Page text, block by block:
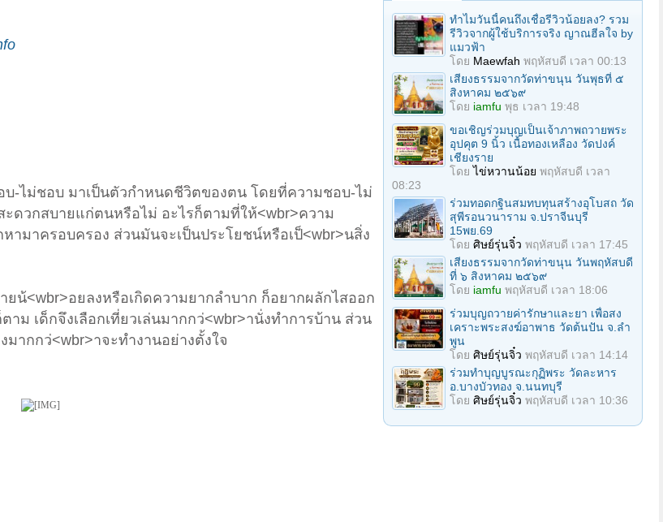
-ไม่ชอบ มาเป็นตัวกำหนดชีวิตของตน โดยที่ความชอบ-ไม่
ดวกสบายแก่ตนหรือไม่ อะไรก็ตามที่ให้<wbr>ความ
มาครอบครอง ส่วนมันจะเป็นประโยชน์หรือเป็<wbr>นสิ่ง
น้<wbr>อยลงหรือเกิดความยากลำบาก ก็อยากผลักไสออก
ม เด็กจึงเลือกเที่ยวเล่นมากกว่<wbr>านั่งทำการบ้าน ส่วน
ากกว่<wbr>าจะทำงานอย่างตั้งใจ
ทำไมวันนี้คนถึงเชื่อรีวิวน้อยลง? รวม
รีวิวจากผู้ใช้บริการจริง ญาณฮีลใจ by
แมวฟ้า
โดย Maewfah พฤหัสบดี เวลา 00:13
เสียงธรรมจากวัดท่าขนุน วันพุธที่ ๕
สิงหาคม ๒๕๖๙
โดย iamfu พุธ เวลา 19:48
ขอเชิญร่วมบุญเป็นเจ้าภาพถวายพระ
อุปคุต 9 นิ้ว เนื้อทองเหลือง วัดปงค์
เชียงราย
โดยไข่หวานน้อย พฤหัสบดี เวลา
08:23
ร่วมทอดกฐินสมทบทุนสร้างอุโบสถ วัด
สุพีรอนวนาราม จ.ปราจีนบุรี
15พย.69
โดย ศิษย์รุ่นจิ๋ว พฤหัสบดี เวลา 17:45
เสียงธรรมจากวัดท่าขนุน วันพฤหัสบดี
ที่ ๖ สิงหาคม ๒๕๖๙
โดย iamfu พฤหัสบดี เวลา 18:06
ร่วมบุญถวายค่ารักษาและยา เพื่อสง
เคราะพระสงฆ์อาพาธ วัดต้นปัน จ.ลํา
พูน
โดย ศิษย์รุ่นจิ๋ว พฤหัสบดี เวลา 14:14
ร่วมทําบุญบูรณะกุฏิพระ วัดละหาร
อ.บางบัวทอง จ.นนทบุรี
โดย ศิษย์รุ่นจิ๋ว พฤหัสบดี เวลา 10:36